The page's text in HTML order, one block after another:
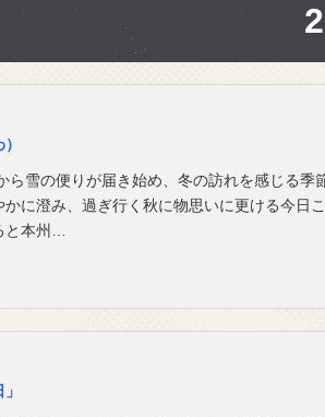
ら雪の便りが届き始め、冬の訪れを感じる
かに澄み、過ぎ行く秋に物思いに更ける今日
と本州…